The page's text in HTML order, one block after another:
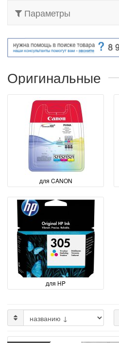
Параметры
Оригинальные
для CANON
для HP